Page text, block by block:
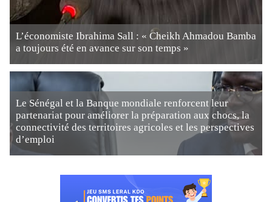
L’économiste Ibrahima Sall : « Cheikh Ahmadou Bamba
a toujours été en avance sur son temps »
Le Sénégal et la Banque mondiale renforcent leur
partenariat pour améliorer la préparation aux chocs, la
connectivité des territoires agricoles et les perspectives
d’emploi